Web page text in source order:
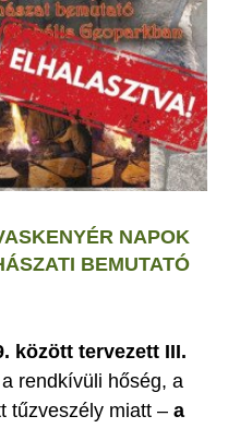
NAPOK
BEMUTATÓ
között tervezett III.
rendkívüli hőség, a
tűzveszély miatt – a